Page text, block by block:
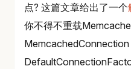
点? 这篇文章给出了一个
你不得不重载
MemcachedConnection